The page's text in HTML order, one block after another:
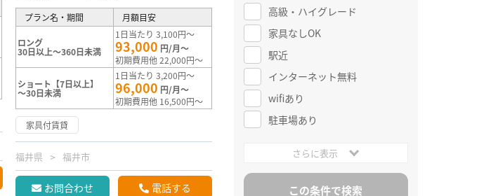
プラン名・期間 月額目安
ロング
30日以上～360日未満
1日当たり 3,100円～
93,000 円/月～
初期費用他 22,000円～
ショート【7日以上】
～30日未満
1日当たり 3,200円～
96,000 円/月～
初期費用他 16,500円～
家具付賃貸
福井県 福井市
お問合わせ 電話する
高級・ハイグレード
家具なしOK
駅近
インターネット無料
wifiあり
駐車場あり
さらに表示